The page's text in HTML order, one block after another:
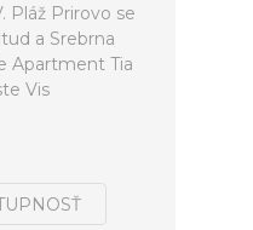
Pláž Prirovo se
a Srebrna
Apartment Tia
Vis